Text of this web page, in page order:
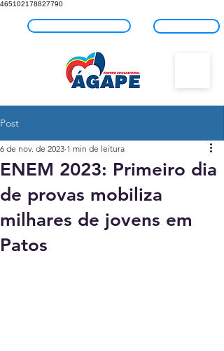
465102178827790
Blog
Post
ENEM 2023: Primeiro dia
de provas mobiliza
milhares de jovens em
Patos
6 de nov. de 2023 1 min de leitura